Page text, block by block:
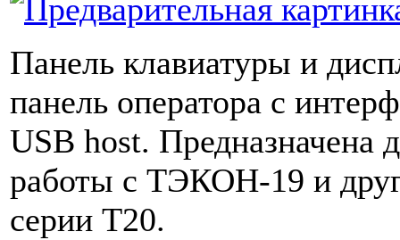
Панель клавиатуры и
панель оператора с
USB host. Предназначена
работы с ТЭКОН-19 и
серии Т20.